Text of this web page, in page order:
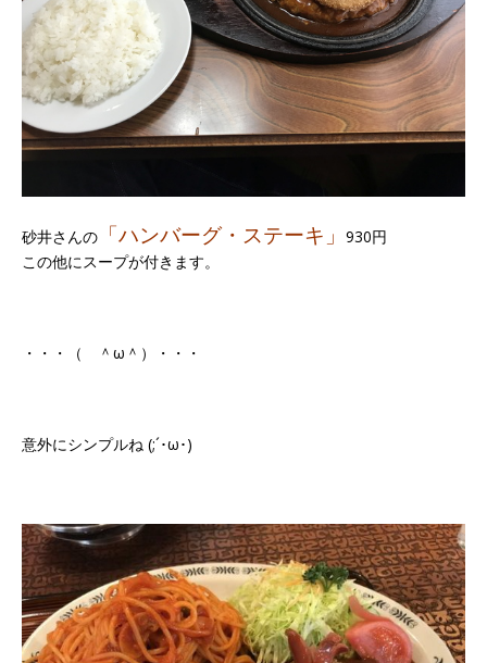
砂井さんの 「ハンバーグ・ステーキ」 930円
この他にスープが付きます。
・・・（ ＾ω＾）・・・
意外にシンプルね (;´･ω･)